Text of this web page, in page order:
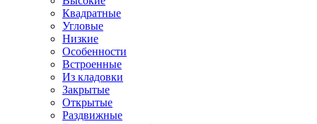
Квадратные
Угловые
Низкие
Особенности
Встроенные
Из кладовки
Закрытые
Открытые
Раздвижные